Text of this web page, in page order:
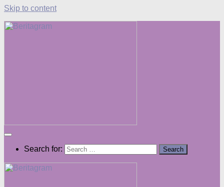
Skip to content
Search for: